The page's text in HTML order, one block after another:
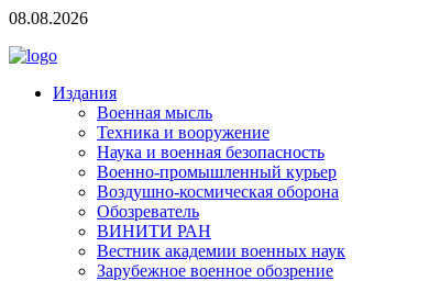
08.08.2026
Издания
Военная мысль
Техника и вооружение
Наука и военная безопасность
Военно-промышленный курьер
Воздушно-космическая оборона
Обозреватель
ВИНИТИ РАН
Вестник академии военных наук
Зарубежное военное обозрение